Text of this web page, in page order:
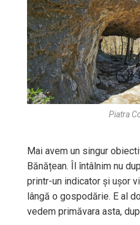
Piatra
Mai avem un singur
Bănățean. Îl întâlnim nu
printr-un indicator și ușor
lângă o gospodărie. E al
vedem primăvara asta,